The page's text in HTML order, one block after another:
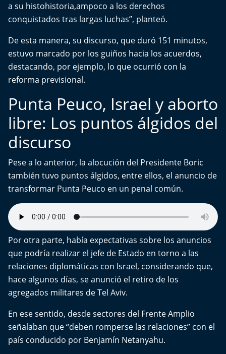
Trasnoche
Reto Inmobiliario
Punto de Encuentro
Yo invito
a su histohistoria,ampoco a los derechos
conquistados tras largas luchas”, planteó.
De esta manera, su discurso, que duró 151 minutos,
estuvo marcado por los guiños hacia los acuerdos,
destacando, por ejemplo, lo que ocurrió con la
reforma previsional.
Punta Peuco, Israel y aborto
libre: Los puntos álgidos del
discurso
Pese a lo anterior, la alocución del Presidente Boric
también tuvo puntos álgidos, entre ellos, el anuncio de
transformar Punta Peuco en un penal común.
Por otra parte, había expectativas sobre los anuncios
que podría realizar el jefe de Estado en torno a las
relaciones diplomáticas con Israel, considerando que,
hace algunos días, se anunció el retiro de los
agregados militares de Tel Aviv.
En ese sentido, desde sectores del Frente Amplio
señalaban que “deben romperse las relaciones” con el
país conducido por Benjamín Netanyahu.